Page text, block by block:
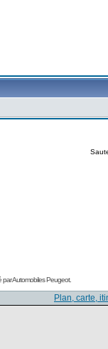
Automobiles Peugeot.
Plan, carte,